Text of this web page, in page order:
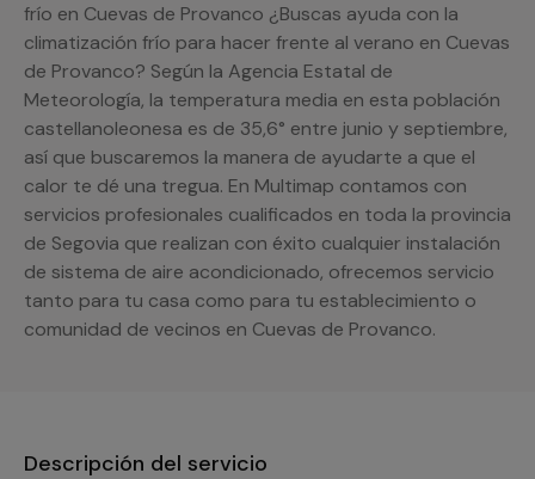
frío en Cuevas de Provanco ¿Buscas ayuda con la
climatización frío para hacer frente al verano en Cuevas
de Provanco? Según la Agencia Estatal de
Meteorología, la temperatura media en esta población
castellanoleonesa es de 35,6° entre junio y septiembre,
así que buscaremos la manera de ayudarte a que el
calor te dé una tregua. En Multimap contamos con
servicios profesionales cualificados en toda la provincia
de Segovia que realizan con éxito cualquier instalación
de sistema de aire acondicionado, ofrecemos servicio
tanto para tu casa como para tu establecimiento o
comunidad de vecinos en Cuevas de Provanco.
Descripción del servicio